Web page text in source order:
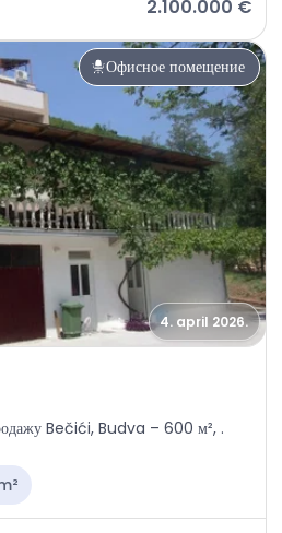
2.100.000 €
Офисное помещение
4. april 2026.
Budva, Bečići
Bečići, Budva – 600 м², .